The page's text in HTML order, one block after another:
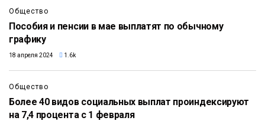
Общество
Пособия и пенсии в мае выплатят по обычному
графику
18 апреля 2024 1.6k
Общество
Более 40 видов социальных выплат проиндексируют
на 7,4 процента с 1 февраля